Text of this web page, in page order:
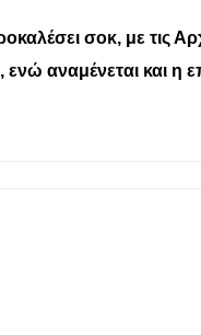
σοκ, με τις
αναμένεται και η